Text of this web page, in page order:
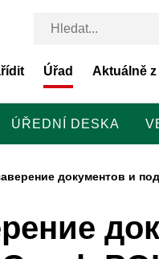
Úřad Aktuálně
ÚŘEDNÍ DESKA
документов и